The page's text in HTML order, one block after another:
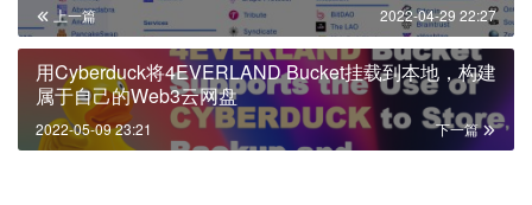
上一篇 2022-04-29 22:27
用Cyberduck将4EVERLAND Bucket挂载到本地，构建
属于自己的Web3云网盘
下一篇
2022-05-09 23:21